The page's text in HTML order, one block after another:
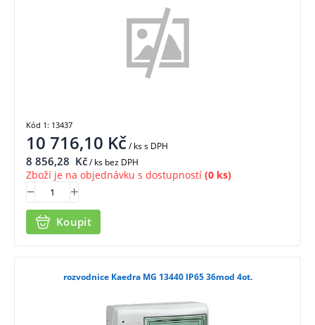
10 716,10 Kč/ kss DPH
8 856,28 Kč/ ks bez DPH
Zboží je na objednávku s dostupností (0 ks)
Koupit
Kód 1: 13437
rozvodnice Kaedra MG 13440 IP65 36mod 4ot.